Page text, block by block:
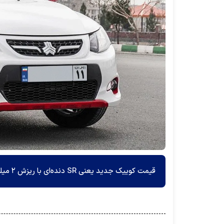
قیمت کوییک جدید یعنی SR دنده‌ای با ریزش ۲ میلیونی حوالی ۳۵۶ میلیون تومان اعلام شده است.